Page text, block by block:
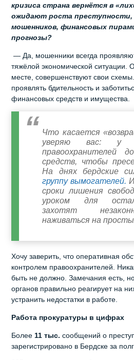
кризиса страна вернётся в
ожидают роста преступности,
мошенников, финансовых
прогнозы?
— Да, мошенники всегда
тяжёлой экономической ситуации.
месте, совершенствуют свои
проявлять бдительность и
финансовых средств и имущества.
Что касается
уверяю вас: у
правоохранителей
средств, чтобы
На днях бердские
группу вымогателей.
сроки лишения
уроком для
захотят
наживаться на
Хочу заверить, что оперативная
контролем правоохранителей.
быть не должно. Замечания есть,
органов правильно реагирует на
устранить недостатки в работе.
Работа прокуратуры в цифрах
Более 11 тыс. сообщений о
зарегистрировано в Бердске за